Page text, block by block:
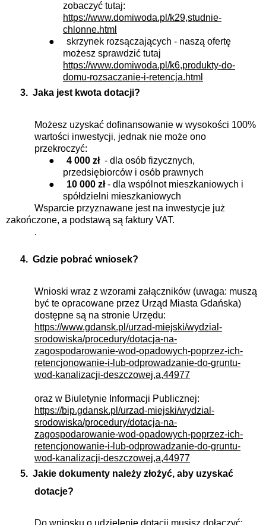
zobaczyć tutaj:
https://www.domiwoda.pl/k29,studnie-
chlonne.html
●
skrzynek rozsączających - naszą ofertę
możesz sprawdzić tutaj
https://www.domiwoda.pl/k6,produkty-do-
domu-rozsaczanie-i-retencja.html
3. Jaka jest kwota dotacji?
Możesz uzyskać dofinansowanie w wysokości 100%
wartości inwestycji, jednak nie może ono
przekroczyć:
●
4 000 zł - dla osób fizycznych,
przedsiębiorców i osób prawnych
●
10 000 zł- dla wspólnot mieszkaniowych i
spółdzielni mieszkaniowych
Wsparcie przyznawane jest na inwestycje już
zakończone, a podstawą są faktury VAT.
.
4. Gdzie pobrać wniosek?
Wnioski wraz z wzorami załączników (uwaga: muszą
być te opracowane przez Urząd Miasta Gdańska)
dostępne są na stronie Urzędu:
https://www.gdansk.pl/urzad-miejski/wydzial-
srodowiska/procedury/dotacja-na-
zagospodarowanie-wod-opadowych-poprzez-ich-
retencjonowanie-i-lub-odprowadzanie-do-gruntu-
wod-kanalizacji-deszczowej,a,44977
oraz w Biuletynie Informacji Publicznej:
https://bip.gdansk.pl/urzad-miejski/wydzial-
srodowiska/procedury/dotacja-na-
zagospodarowanie-wod-opadowych-poprzez-ich-
retencjonowanie-i-lub-odprowadzanie-do-gruntu-
wod-kanalizacji-deszczowej,a,44977
5. Jakie dokumenty należy złożyć, aby uzyskać
dotacje?
Do wniosku o udzielenie dotacji musisz dołączyć: